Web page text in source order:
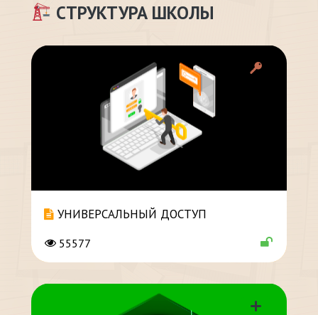
СТРУКТУРА ШКОЛЫ
УНИВЕРСАЛЬНЫЙ ДОСТУП
55577